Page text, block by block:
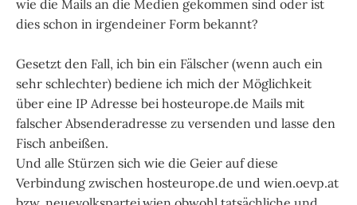
wie die Mails an die Medien gekommen sind oder ist
dies schon in irgendeiner Form bekannt?
Gesetzt den Fall, ich bin ein Fälscher (wenn auch ein
sehr schlechter) bediene ich mich der Möglichkeit
über eine IP Adresse bei hosteurope.de Mails mit
falscher Absenderadresse zu versenden und lasse den
Fisch anbeißen.
Und alle Stürzen sich wie die Geier auf diese
Verbindung zwischen hosteurope.de und wien.oevp.at